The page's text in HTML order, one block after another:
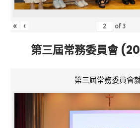
« ‹ of3
第三屆常務委員會
第三屆常務委員會